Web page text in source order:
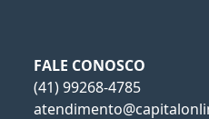
FALE CONOSCO
(41) 99268-4785